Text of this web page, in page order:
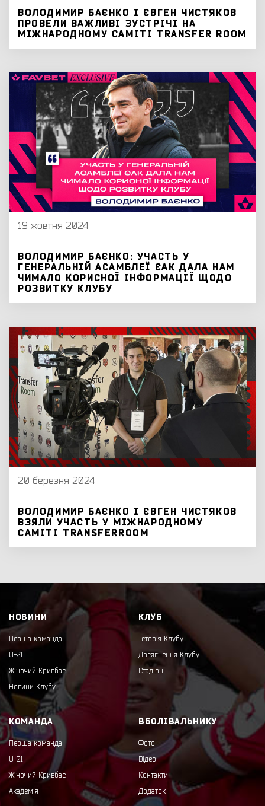
ВОЛОДИМИР БАЄНКО І ЄВГЕН ЧИСТЯКОВ
ПРОВЕЛИ ВАЖЛИВІ ЗУСТРІЧІ НА
МІЖНАРОДНОМУ САМІТІ TRANSFER ROOM
19 жовтня 2024
ВОЛОДИМИР БАЄНКО: УЧАСТЬ У
ГЕНЕРАЛЬНІЙ АСАМБЛЕЇ ЄАК ДАЛА НАМ
ЧИМАЛО КОРИСНОЇ ІНФОРМАЦІЇ ЩОДО
РОЗВИТКУ КЛУБУ
20 березня 2024
ВОЛОДИМИР БАЄНКО І ЄВГЕН ЧИСТЯКОВ
ВЗЯЛИ УЧАСТЬ У МІЖНАРОДНОМУ
САМІТІ TRANSFERROOM
НОВИНИ
Перша команда
U-21
Жіночий Кривбас
Новини Клубу
КЛУБ
Історія Клубу
Досягнення Клубу
Стадіон
КОМАНДА
Перша команда
U-21
Жіночий Кривбас
Академія
ВБОЛІВАЛЬНИКУ
Фото
Відео
Контакти
Додаток